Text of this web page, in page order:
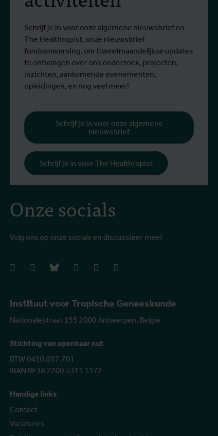
Nijlvirus
Van 6 tot 17 juli 2026 namen Stien
ITG-wetenschappers van de Dienst
Entomologie, deel aan een opleiding bij
Ecodevelopment in Griekenland, met de
steun van een Erasmus+-mobiliteitsbeurs
voor personeel.
Instituut voor Tropische Geneeskunde
Nationalestraat 155 2000 Antwerpen, België
Stichting van openbaar nut
BTW 0410.057.701
IBAN BE38 2200 5311 1172
Handige links
Contact
Vacatures
Onze socials
Volg ons op onze socials en discussieer mee!
facebookinstagrambluesky linkedIn youtube
Schrijf je in voor onze algemene nieuwsbrief en
The Healthropist, onze nieuwsbrief
fondsenwerving, om (twee)maandelijkse updates
te ontvangen over ons onderzoek, projecten,
inzichten, aankomende evenementen,
opleidingen, en nog veel meer!
Schrijf je in voor onze algemene
nieuwsbrief
Schrijf je in voor The Healthropist